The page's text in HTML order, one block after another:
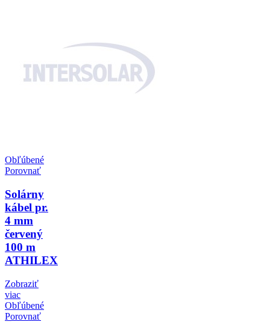
Obľúbené
Porovnať
Solárny
kábel pr.
4 mm
červený
100 m
ATHILEX
Zobraziť
viac
Obľúbené
Porovnať